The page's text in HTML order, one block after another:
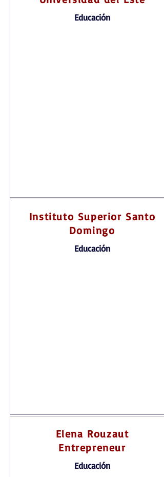
Educación
Instituto Superior Santo
Domingo
Educación
Elena Rouzaut
Entrepreneur
Educación